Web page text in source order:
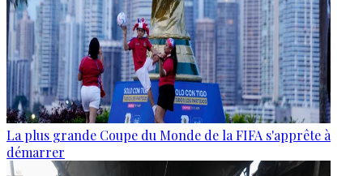
La plus grande Coupe du Monde de la FIFA s'apprête à
démarrer